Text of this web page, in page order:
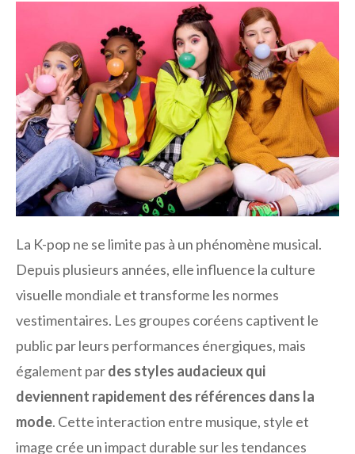
La K-pop ne se limite pas à un phénomène musical.
Depuis plusieurs années, elle influence la culture
visuelle mondiale et transforme les normes
vestimentaires. Les groupes coréens captivent le
public par leurs performances énergiques, mais
également pardes styles audacieux qui
deviennent rapidement des références dans la
mode. Cette interaction entre musique, style et
image crée un impact durable sur les tendances